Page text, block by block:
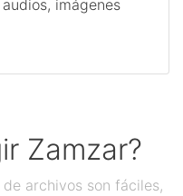
imágenes
Zamzar?
archivos son fáciles,